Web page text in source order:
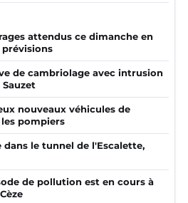
attendus ce dimanche en
prévisions
de cambriolage avec intrusion
nouveaux véhicules de
pompiers
dans le tunnel de l'Escalette,
de pollution est en cours à